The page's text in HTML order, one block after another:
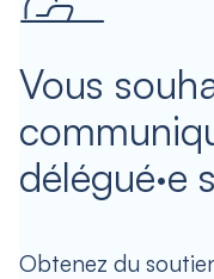
Vous
délégué·e
Obtenez du